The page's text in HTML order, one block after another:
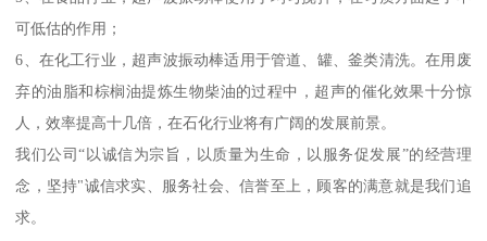
可低估的作用；
6、在化工行业，超声波振动棒适用于管道、罐、釜类清洗。在用废
弃的油脂和棕榈油提炼生物柴油的过程中，超声的催化效果十分惊
人，效率提高十几倍，在石化行业将有广阔的发展前景。
我们公司“以诚信为宗旨，以质量为生命，以服务促发展”的经营理
念，坚持"诚信求实、服务社会、信誉至上，顾客的满意就是我们追
求。